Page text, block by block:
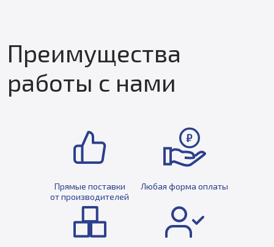
Преимущества
работы с нами
Прямые поставки
от производителей
Любая форма оплаты